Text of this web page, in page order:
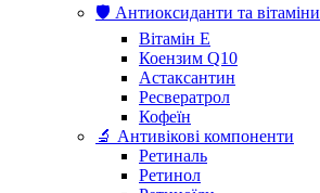
🛡️ Антиоксиданти та вітаміни
Вітамін Е
Коензим Q10
Астаксантин
Ресвератрол
Кофеїн
🔬 Антивікові компоненти
Ретиналь
Ретинол